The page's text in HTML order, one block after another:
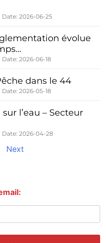
Date: 2026-06-25
évolue
Date: 2026-06-18
dans le 44
Date: 2026-05-18
l’eau – Secteur
Date: 2026-04-28
Next